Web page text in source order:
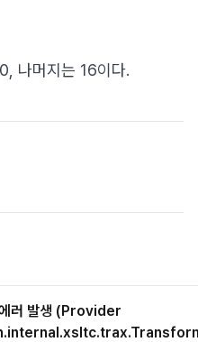
나머지는 16이다.
러 발생 (Provider